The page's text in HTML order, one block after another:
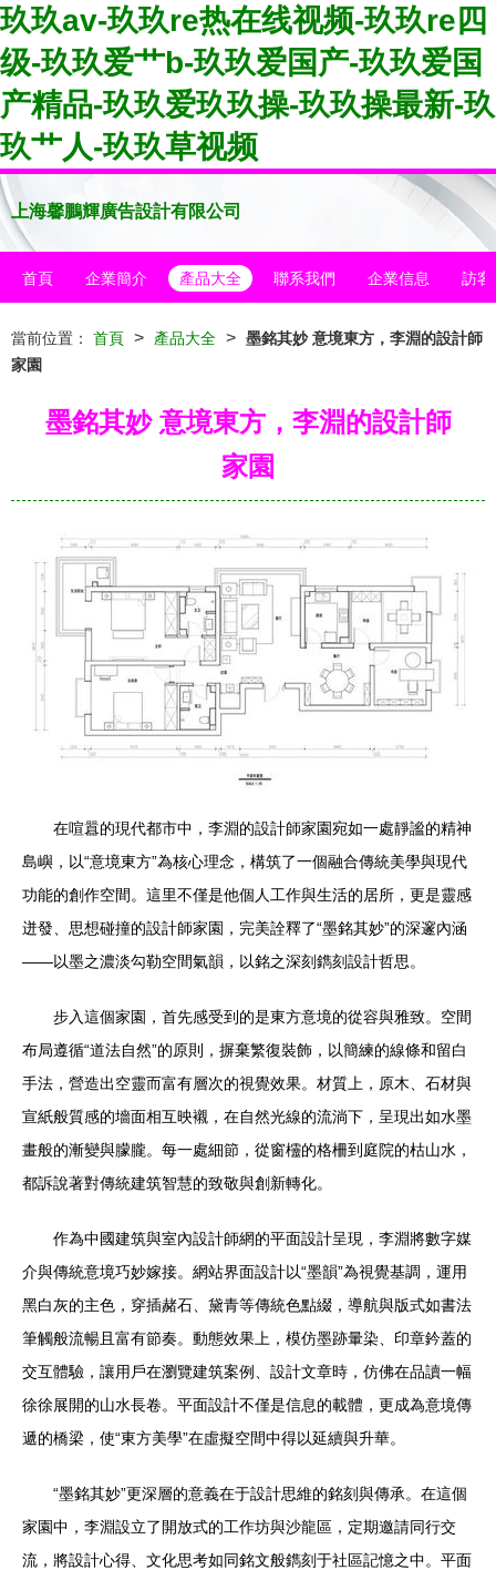
玖玖av-玖玖re热在线视频-玖玖re四
级-玖玖爱艹b-玖玖爱国产-玖玖爱国
产精品-玖玖爱玖玖操-玖玖操最新-玖
玖艹人-玖玖草视频
上海馨鵬輝廣告設計有限公司
首頁 企業簡介 產品大全 聯系我們 企業信息 訪客
當前位置： 首頁 > 產品大全 > 墨銘其妙 意境東方，李淵的設計師
家園
墨銘其妙 意境東方，李淵的設計師
家園
在喧囂的現代都市中，李淵的設計師家園宛如一處靜謐的精神
島嶼，以“意境東方”為核心理念，構筑了一個融合傳統美學與現代
功能的創作空間。這里不僅是他個人工作與生活的居所，更是靈感
迸發、思想碰撞的設計師家園，完美詮釋了“墨銘其妙”的深邃內涵
——以墨之濃淡勾勒空間氣韻，以銘之深刻鐫刻設計哲思。
步入這個家園，首先感受到的是東方意境的從容與雅致。空間
布局遵循“道法自然”的原則，摒棄繁復裝飾，以簡練的線條和留白
手法，營造出空靈而富有層次的視覺效果。材質上，原木、石材與
宣紙般質感的墻面相互映襯，在自然光線的流淌下，呈現出如水墨
畫般的漸變與朦朧。每一處細節，從窗欞的格柵到庭院的枯山水，
都訴說著對傳統建筑智慧的致敬與創新轉化。
作為中國建筑與室內設計師網的平面設計呈現，李淵將數字媒
介與傳統意境巧妙嫁接。網站界面設計以“墨韻”為視覺基調，運用
黑白灰的主色，穿插赭石、黛青等傳統色點綴，導航與版式如書法
筆觸般流暢且富有節奏。動態效果上，模仿墨跡暈染、印章鈐蓋的
交互體驗，讓用戶在瀏覽建筑案例、設計文章時，仿佛在品讀一幅
徐徐展開的山水長卷。平面設計不僅是信息的載體，更成為意境傳
遞的橋梁，使“東方美學”在虛擬空間中得以延續與升華。
“墨銘其妙”更深層的意義在于設計思維的銘刻與傳承。在這個
家園中，李淵設立了開放式的工作坊與沙龍區，定期邀請同行交
流，將設計心得、文化思考如同銘文般鐫刻于社區記憶之中。平面